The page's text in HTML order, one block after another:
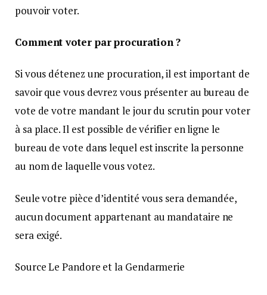
pouvoir voter.
Comment voter par procuration ?
Si vous détenez une procuration, il est important de
savoir que vous devrez vous présenter au bureau de
vote de votre mandant le jour du scrutin pour voter
à sa place. Il est possible de vérifier en ligne le
bureau de vote dans lequel est inscrite la personne
au nom de laquelle vous votez.
Seule votre pièce d’identité vous sera demandée,
aucun document appartenant au mandataire ne
sera exigé.
Source Le Pandore et la Gendarmerie